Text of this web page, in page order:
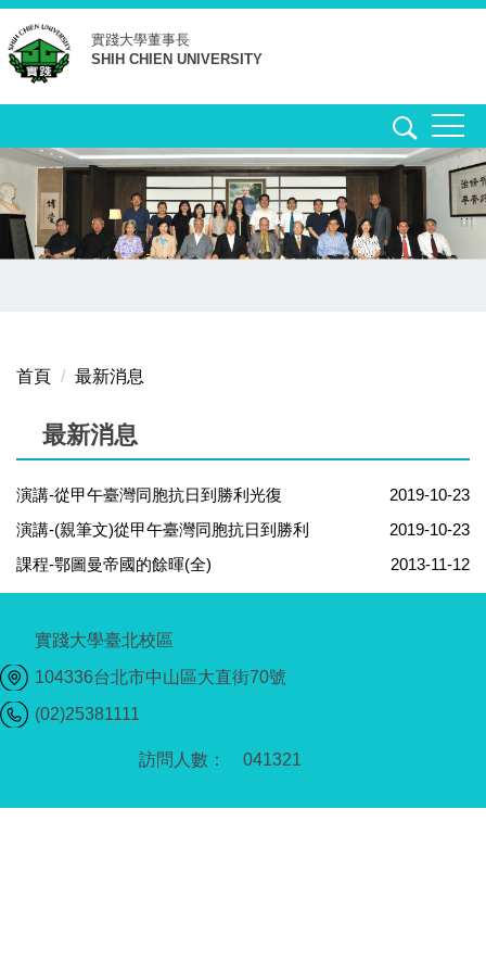
跳
到
主
要
容
區
實踐大學董事長
SHIH CHIEN UNIVERSITY
首頁 最新消息
最新消息
演講-從甲午臺灣同胞抗日到勝利光復
2019-10-23
演講-(親筆文)從甲午臺灣同胞抗日到勝利
2019-10-23
課程-鄂圖曼帝國的餘暉(全)
2013-11-12
041321
實踐大學臺北校區
104336台北市中山區大直街70號
(02)25381111